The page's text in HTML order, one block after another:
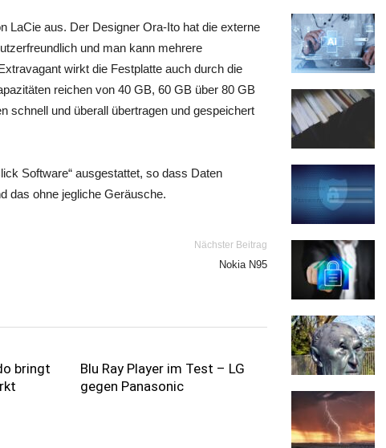
LaCie aus. Der Designer Ora-Ito hat die externe
und man kann mehrere
wirkt die Festplatte auch durch die
reichen von 40 GB, 60 GB über 80 GB
schnell und überall übertragen und gespeichert
Software“ ausgestattet, so dass Daten
das ohne jegliche Geräusche.
Nächster Beitrag
Nokia N95
bringt
Blu Ray Player im Test – LG
gegen Panasonic